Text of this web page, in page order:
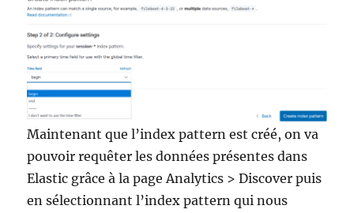
Maintenant que l’index pattern est créé, on va
pouvoir requêter les données présentes dans
Elastic grâce à la page Analytics > Discover puis
en sélectionnant l’index pattern qui nous